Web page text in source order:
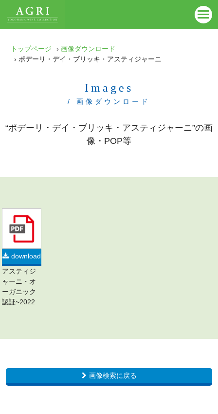
トップページ ›画像ダウンロード
› ポデーリ・デイ・ブリッキ・アスティジャーニ
Images
/ 画像ダウンロード
“ポデーリ・デイ・ブリッキ・アスティジャーニ”の画
像・POP等
download
アスティジ
ャーニ・オ
ーガニック
認証~2022
画像検索に戻る